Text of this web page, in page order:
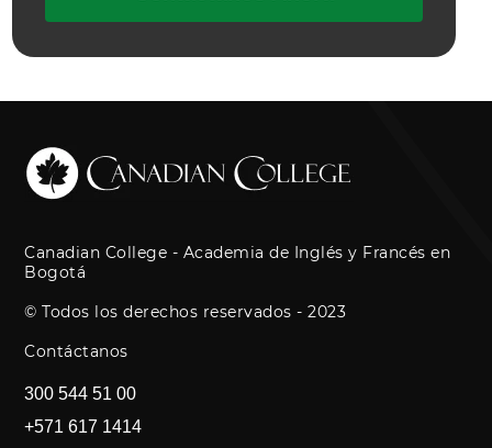
Canadian College - Academia de Inglés y Francés en
Bogotá
© Todos los derechos reservados - 2023
Contáctanos
300 544 51 00
+571 617 1414